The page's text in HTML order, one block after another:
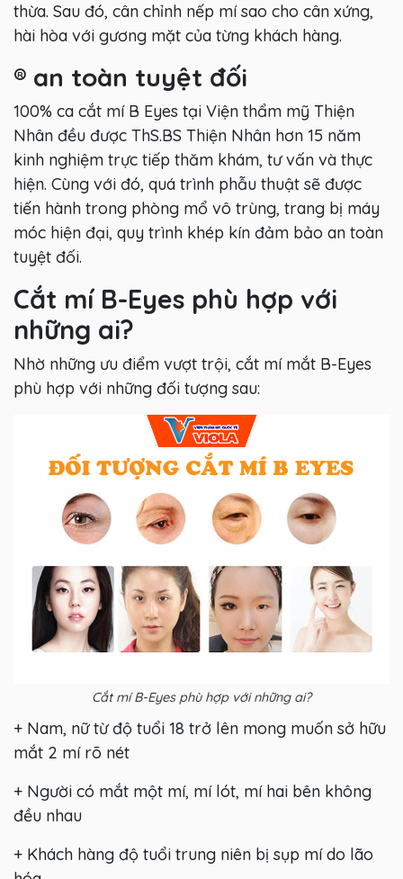
thừa. Sau đó, cân chỉnh nếp mí sao cho cân xứng,
hài hòa với gương mặt của từng khách hàng.
® an toàn tuyệt đối
100% ca cắt mí B Eyes tại Viện thẩm mỹ Thiện
Nhân đều được ThS.BS Thiện Nhân hơn 15 năm
kinh nghiệm trực tiếp thăm khám, tư vấn và thực
hiện. Cùng với đó, quá trình phẫu thuật sẽ được
tiến hành trong phòng mổ vô trùng, trang bị máy
móc hiện đại, quy trình khép kín đảm bảo an toàn
tuyệt đối.
Cắt mí B-Eyes phù hợp với
những ai?
Nhờ những ưu điểm vượt trội, cắt mí mắt B-Eyes
phù hợp với những đối tượng sau:
Cắt mí B-Eyes phù hợp với những ai?
+ Nam, nữ từ độ tuổi 18 trở lên mong muốn sở hữu
mắt 2 mí rõ nét
+ Người có mắt một mí, mí lót, mí hai bên không
đều nhau
+ Khách hàng độ tuổi trung niên bị sụp mí do lão